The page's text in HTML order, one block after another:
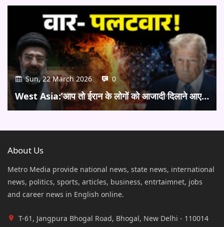
Sun, 22 March 2026 0
West Asia:’आप तो ईरान के लोगों को आजादी दिलाने आए…
About Us
Metro Media provide national news, state news, international
news, politics, sports, articles, business, entrtaimnet, jobs
and career news in English online.
T-61, Jangpura Bhogal Road, Bhogal, New Delhi - 110014